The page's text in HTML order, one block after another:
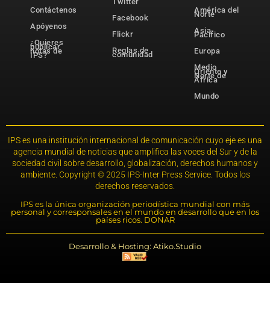
Contáctenos
Apóyenos
¿Quieres
publicar
notas de
IPS?
Facebook
Flickr
Reglas de
comunidad
América del
Norte
Asia-
Pacífico
Europa
Medio
Oriente y
Norte de
África
Mundo
IPS es una institución internacional de comunicación cuyo eje es una
agencia mundial de noticias que amplifica las voces del Sur y de la
sociedad civil sobre desarrollo, globalización, derechos humanos y
ambiente. Copyright © 2025 IPS-Inter Press Service. Todos los
derechos reservados.
IPS es la única organización periodística mundial con más
personal y corresponsales en el mundo en desarrollo que en los
países ricos. DONAR
Desarrollo & Hosting: Atiko.Studio